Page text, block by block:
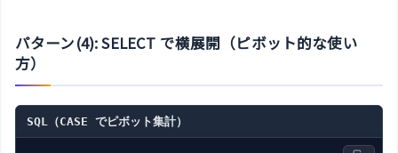
パターン(4): SELECT で横展開（ピボット的な使い
方）
SQL（CASE でピボット集計）